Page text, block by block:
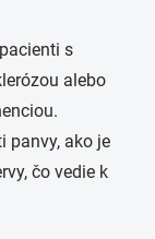
s
alebo
panvy, ako je
čo vedie k